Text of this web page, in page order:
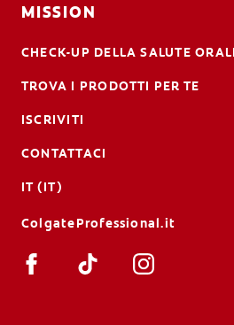
MISSION
CHECK-UP DELLA SALUTE
TROVA I PRODOTTI PER TE
ISCRIVITI
CONTATTACI
IT (IT)
ColgateProfessional.it